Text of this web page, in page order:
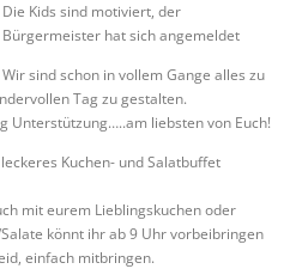
Die Kids sind motiviert, der
Bürgermeister hat sich angemeldet
Wir sind schon in vollem Gange alles zu
Tag zu gestalten.
Unterstützung…..am liebsten von Euch!
Kuchen- und Salatbuffet
mit eurem Lieblingskuchen oder
könnt ihr ab 9 Uhr vorbeibringen
einfach mitbringen.